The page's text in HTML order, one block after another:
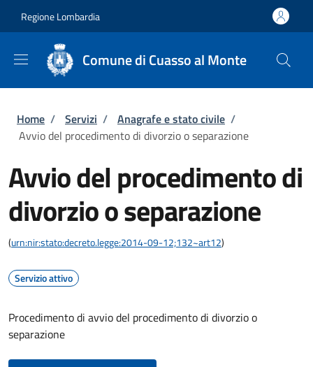
Regione Lombardia
Comune di Cuasso al Monte
Briciole di pane
Home / Servizi / Anagrafe e stato civile /
Avvio del procedimento di divorzio o separazione
Avvio del procedimento di
divorzio o separazione
(urn:nir:stato:decreto.legge:2014-09-12;132~art12)
Servizio attivo
Procedimento di avvio del procedimento di divorzio o
separazione